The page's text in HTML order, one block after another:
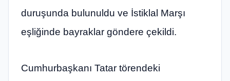
duruşunda bulunuldu ve İstiklal Marşı
eşliğinde bayraklar göndere çekildi.
Cumhurbaşkanı Tatar törendeki